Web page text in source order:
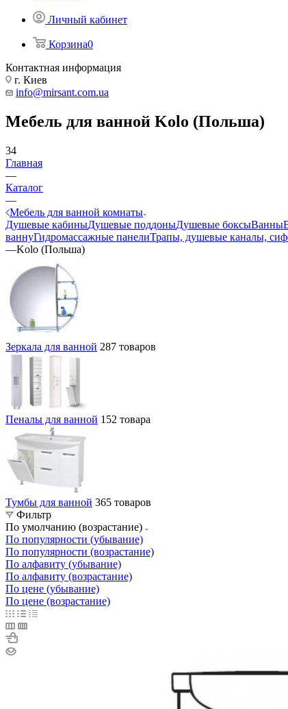
Личный кабинет
Корзина0
Контактная информация
г. Киев
info@mirsant.com.ua
Мебель для ванной Kolo (Польша)
34
Главная
—
Каталог
—
Мебель для ванной комнаты
Душевые кабиныДушевые поддоныДушевые боксыВанны
ваннуГидромассажные панелиТрапы, душевые каналы,
—Kolo (Польша)
Зеркала для ванной 287 товаров
Пеналы для ванной 152 товара
Тумбы для ванной 365 товаров
Фильтр
По умолчанию (возрастание)
По популярности (убывание)
По популярности (возрастание)
По алфавиту (убывание)
По алфавиту (возрастание)
По цене (убывание)
По цене (возрастание)